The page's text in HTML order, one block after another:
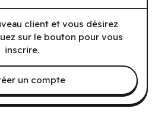
client et vous désirez
sur le bouton pour vous
inscrire.
un compte